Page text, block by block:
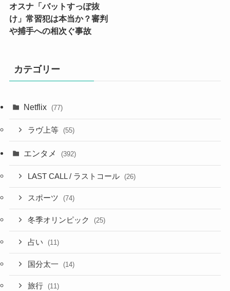
オスナ「バットすっぽ抜
け」常習犯は本当か？審判
や捕手への相次ぐ事故
カテゴリー
Netflix (77)
ラヴ上等 (55)
エンタメ (392)
LAST CALL / ラストコール (26)
スポーツ (74)
冬季オリンピック (25)
占い (11)
国分太一 (14)
旅行 (11)